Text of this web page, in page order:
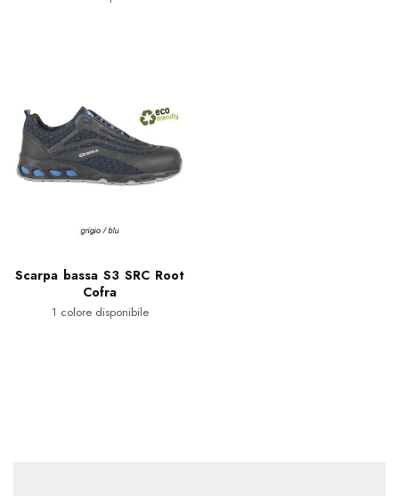
Scarpa bassa S3 SRC Root
Cofra
1 colore disponibile